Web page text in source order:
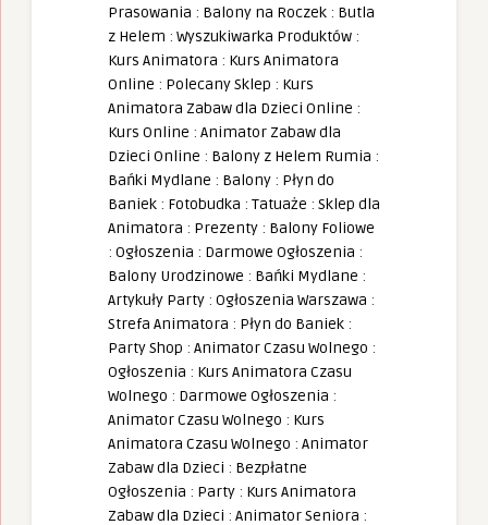
Prasowania : Balony na Roczek : Butla
z Helem : Wyszukiwarka Produktów :
Kurs Animatora : Kurs Animatora
Online : Polecany Sklep : Kurs
Animatora Zabaw dla Dzieci Online :
Kurs Online : Animator Zabaw dla
Dzieci Online : Balony z Helem Rumia :
Bańki Mydlane : Balony : Płyn do
Baniek : Fotobudka : Tatuaże : Sklep dla
Animatora : Prezenty : Balony Foliowe
: Ogłoszenia : Darmowe Ogłoszenia :
Balony Urodzinowe : Bańki Mydlane :
Artykuły Party : Ogłoszenia Warszawa :
Strefa Animatora : Płyn do Baniek :
Party Shop : Animator Czasu Wolnego :
Ogłoszenia : Kurs Animatora Czasu
Wolnego : Darmowe Ogłoszenia :
Animator Czasu Wolnego : Kurs
Animatora Czasu Wolnego : Animator
Zabaw dla Dzieci : Bezpłatne
Ogłoszenia : Party : Kurs Animatora
Zabaw dla Dzieci : Animator Seniora :